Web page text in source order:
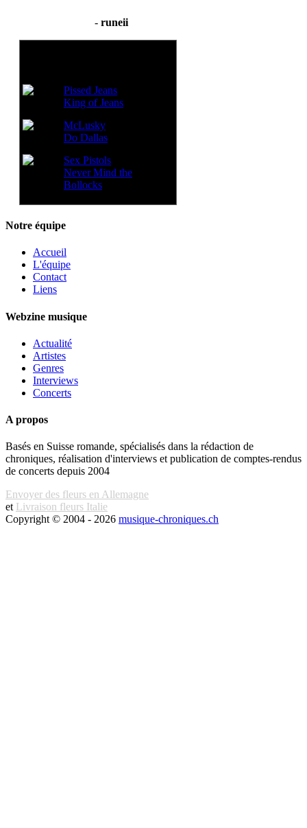
- runeii
Pissed Jeans
King of Jeans
McLusky
Do Dallas
Sex Pistols
Never Mind the
Bollocks
Notre équipe
Accueil
L'équipe
Contact
Liens
Webzine musique
Actualité
Artistes
Genres
Interviews
Concerts
A propos
Basés en Suisse romande, spécialisés dans la rédaction de
chroniques, réalisation d'interviews et publication de comptes-rendus
de concerts depuis 2004
Envoyer des fleurs en Allemagne
et Livraison fleurs Italie
Copyright © 2004 - 2026 musique-chroniques.ch